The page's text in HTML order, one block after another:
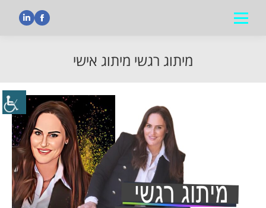
מיתוג רגשי מיתוג אישי